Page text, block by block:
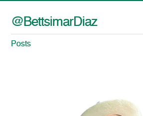
@BettsimarDiaz
Posts